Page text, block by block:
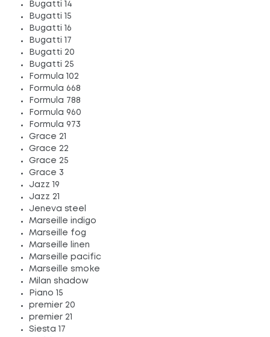
Bugatti 14
Bugatti 15
Bugatti 16
Bugatti 17
Bugatti 20
Bugatti 25
Formula 102
Formula 668
Formula 788
Formula 960
Formula 973
Grace 21
Grace 22
Grace 25
Grace 3
Jazz 19
Jazz 21
Jeneva steel
Marseille indigo
Marseille fog
Marseille linen
Marseille pacific
Marseille smoke
Milan shadow
Piano 15
premier 20
premier 21
Siesta 17